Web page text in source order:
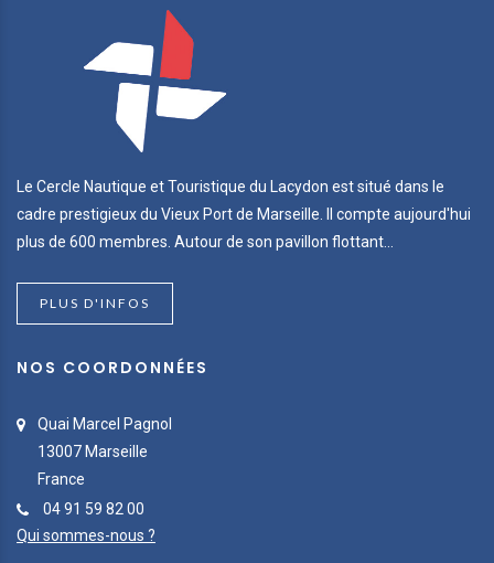
Le Cercle Nautique et Touristique du Lacydon est situé dans le
cadre prestigieux du Vieux Port de Marseille. Il compte aujourd'hui
plus de 600 membres. Autour de son pavillon flottant...
PLUS D'INFOS
NOS COORDONNÉES
Quai Marcel Pagnol
13007 Marseille
France
04 91 59 82 00
Qui sommes-nous ?